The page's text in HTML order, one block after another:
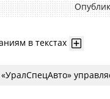
в текстах
«УралСпецАвто»